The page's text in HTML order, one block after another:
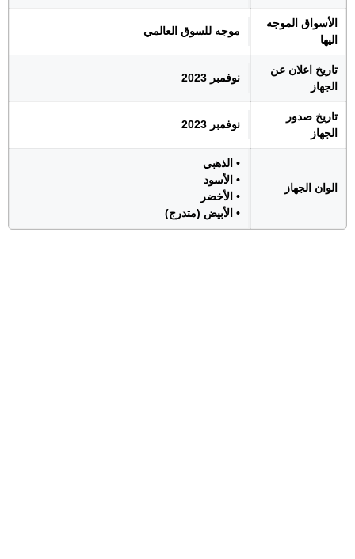
الأسواق الموجه
اليها
موجه للسوق العالمي
تاريخ اعلان عن
الجهاز
نوفمبر 2023
تاريخ صدور
الجهاز
نوفمبر 2023
الوان الجهاز
• الذهبي
• الأسود
• الأخضر
• الأبيض (متدرج)